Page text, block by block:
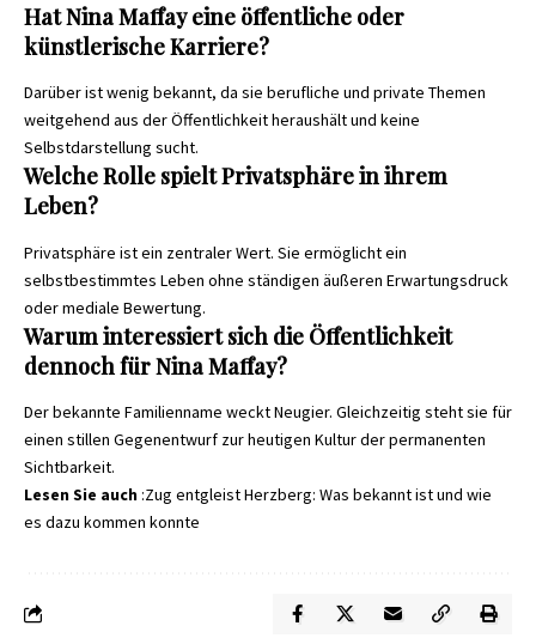
Hat Nina Maffay eine öffentliche oder
künstlerische Karriere?
Darüber ist wenig bekannt, da sie berufliche und private Themen
weitgehend aus der Öffentlichkeit heraushält und keine
Selbstdarstellung sucht.
Welche Rolle spielt Privatsphäre in ihrem
Leben?
Privatsphäre ist ein zentraler Wert. Sie ermöglicht ein
selbstbestimmtes Leben ohne ständigen äußeren Erwartungsdruck
oder mediale Bewertung.
Warum interessiert sich die Öffentlichkeit
dennoch für Nina Maffay?
Der bekannte Familienname weckt Neugier. Gleichzeitig steht sie für
einen stillen Gegenentwurf zur heutigen Kultur der permanenten
Sichtbarkeit.
Lesen Sie auch :Zug entgleist Herzberg: Was bekannt ist und wie
es dazu kommen konnte